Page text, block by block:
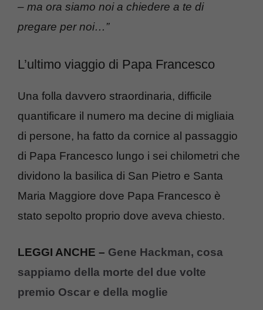
– ma ora siamo noi a chiedere a te di
pregare per noi…”
L’ultimo viaggio di Papa Francesco
Una folla davvero straordinaria, difficile
quantificare il numero ma decine di migliaia
di persone, ha fatto da cornice al passaggio
di Papa Francesco lungo i sei chilometri che
dividono la basilica di San Pietro e Santa
Maria Maggiore dove Papa Francesco è
stato sepolto proprio dove aveva chiesto.
LEGGI ANCHE – Gene Hackman, cosa
sappiamo della morte del due volte
premio Oscar e della moglie